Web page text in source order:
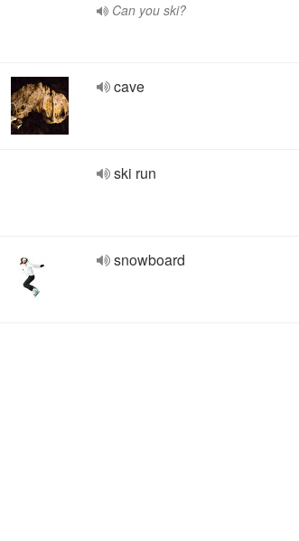
Can you ski?
cave
ski run
snowboard